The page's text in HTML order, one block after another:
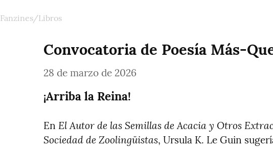
Fanzines/Libros
Convocatoria de Poesía Más-
28 de marzo de 2026
¡Arriba la Reina!
En El Autor de las Semillas de Acacia y Otros
Sociedad de Zoolingüistas, Ursula K. Le Guin